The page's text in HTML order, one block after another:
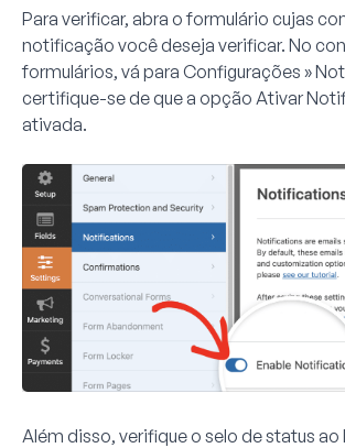
Para verificar, abra o formulário cujas
notificação você deseja verificar. No
formulários, vá para Configurações »
certifique-se de que a opção Ativar
ativada.
Além disso, verifique o selo de status